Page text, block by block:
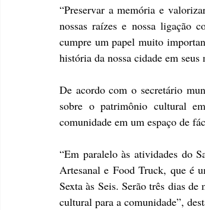
“Preservar a memória e
nossas raízes e nossa ligação
cumpre um papel muito
história da nossa cidade em
De acordo com o secretário
sobre o patrimônio cultural
comunidade em um espaço de
“Em paralelo às atividades do
Artesanal e Food Truck, que é
Sexta às Seis. Serão três dias
cultural para a comunidade”,